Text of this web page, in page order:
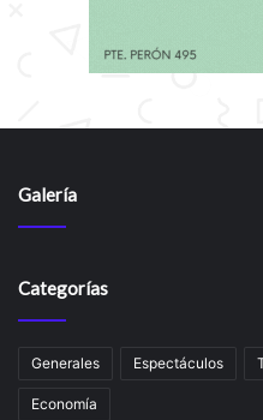
Galería
Categorías
Generales Espectáculos
Economía